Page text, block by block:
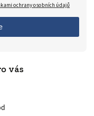
vás
ochrany osobních údajů